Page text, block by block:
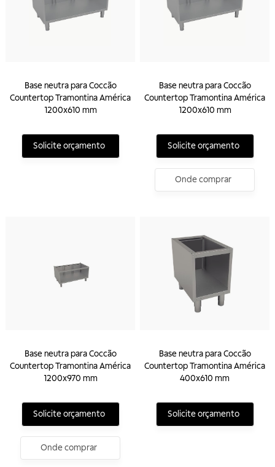
Base neutra para Coccão
Countertop Tramontina América
1200x610 mm
Solicite orçamento
Base neutra para Coccão
Countertop Tramontina América
1200x610 mm
Solicite orçamento
Onde comprar
Base neutra para Coccão
Countertop Tramontina América
1200x970 mm
Solicite orçamento
Onde comprar
Base neutra para Coccão
Countertop Tramontina América
400x610 mm
Solicite orçamento